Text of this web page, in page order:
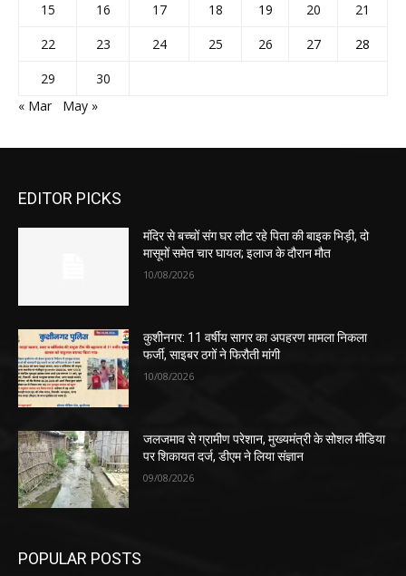
15
16 17 18 19 20
21
22
23 24 25 26 27
28
29
30
« Mar
May »
EDITOR PICKS
मंदिर से बच्चों संग घर लौट रहे पिता की बाइक भिड़ी, दो
मासूमों समेत चार घायल; इलाज के दौरान मौत
10/08/2026
कुशीनगर: 11 वर्षीय सागर का अपहरण मामला निकला
फर्जी, साइबर ठगों ने फिरौती मांगी
10/08/2026
जलजमाव से ग्रामीण परेशान, मुख्यमंत्री के सोशल मीडिया
पर शिकायत दर्ज, डीएम ने लिया संज्ञान
09/08/2026
POPULAR POSTS